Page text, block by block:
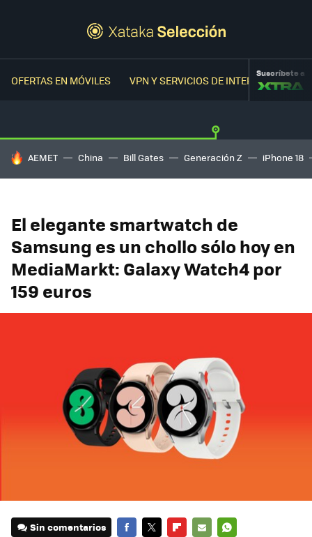
OFERTAS EN MÓVILES VPN Y SERVICIOS DE INTERNETSuscríbete a
HOY SE HABLA DE
AEMET China Bill Gates Generación Z iPhone 18
El elegante smartwatch de
Samsung es un chollo sólo hoy en
MediaMarkt: Galaxy Watch4 por
159 euros
Sin comentarios